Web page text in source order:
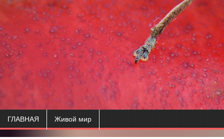
ГЛАВНАЯ Живой мир